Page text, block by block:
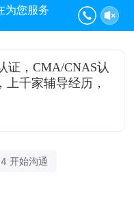
为您服务
证，CMA/CNAS认
千家辅导经历，
开始沟通